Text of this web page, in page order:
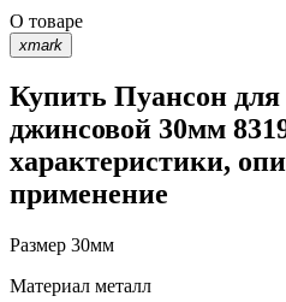
О товаре
xmark
Купить Пуансон
джинсовой 30мм
характеристики,
применение
Размер 30мм
Материал металл